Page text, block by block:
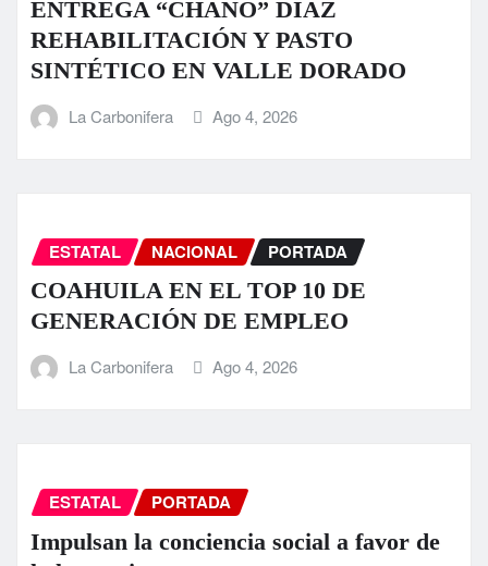
ENTREGA “CHANO” DÍAZ
REHABILITACIÓN Y PASTO
SINTÉTICO EN VALLE DORADO
La Carbonifera Ago 4, 2026
ESTATAL NACIONAL PORTADA
COAHUILA EN EL TOP 10 DE
GENERACIÓN DE EMPLEO
La Carbonifera Ago 4, 2026
ESTATAL PORTADA
Impulsan la conciencia social a favor de